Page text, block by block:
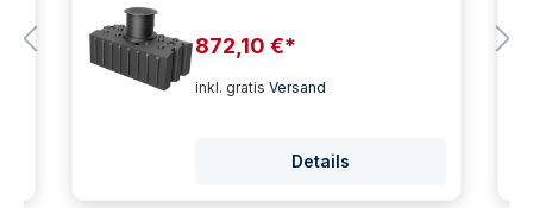
872,10 €*
inkl. gratis Versand
Details